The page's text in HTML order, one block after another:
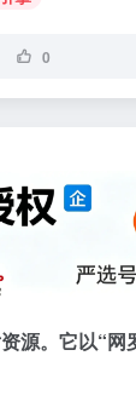
0
源。它以“网